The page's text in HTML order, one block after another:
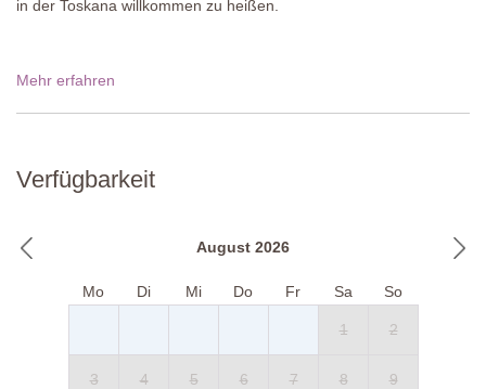
in der Toskana willkommen zu heißen.
Mehr erfahren
Verfügbarkeit
August 2026
Mo Di Mi Do Fr Sa So
1 2
3 4 5 6 7 8 9